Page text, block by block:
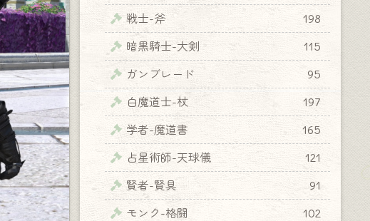
戦士-斧
198
暗黒騎士-大剣
115
ガンブレード
95
白魔道士-杖
197
学者-魔道書
165
占星術師-天球儀
121
賢者-賢具
91
モンク-格闘
102